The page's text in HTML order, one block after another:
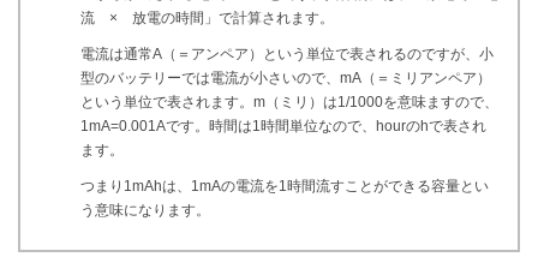
流 × 放電の時間」で計算されます。
電流は通常A（＝アンペア）という単位で表されるのですが、小
型のバッテリーでは電流が小さいので、mA（＝ミリアンペア）
という単位で表されます。m（ミリ）は1/1000を意味ますので、
1mA=0.001Aです。時間は1時間単位なので、hourのhで表され
ます。
つまり1mAhは、1mAの電流を1時間流すことができる容量とい
う意味になります。